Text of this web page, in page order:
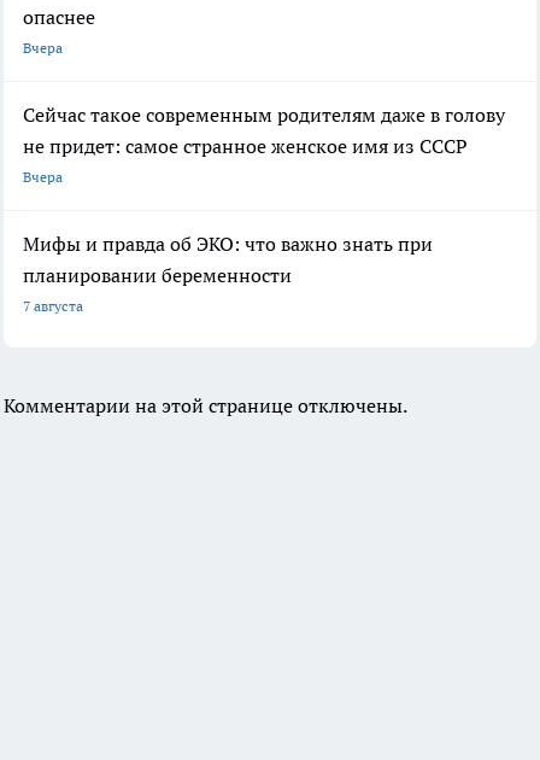
опаснее
Вчера
Сейчас такое современным родителям даже в голову
не придет: самое странное женское имя из СССР
Вчера
Мифы и правда об ЭКО: что важно знать при
планировании беременности
7 августа
Комментарии на этой странице отключены.